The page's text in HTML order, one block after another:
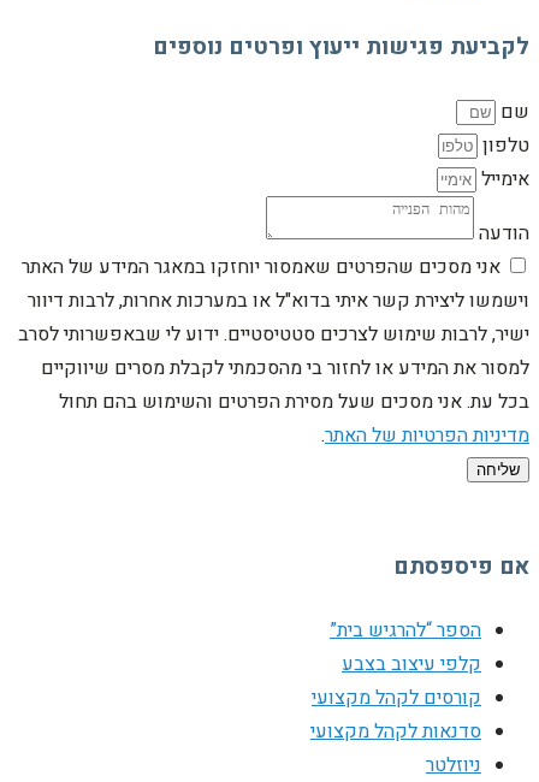
לקביעת פגישות ייעוץ ופרטים נוספים
שם
טלפון
אימייל
הודעה
אני מסכים שהפרטים שאמסור יוחזקו במאגר המידע של האתר
וישמשו ליצירת קשר איתי בדוא"ל או במערכות אחרות, לרבות דיוור
ישיר, לרבות שימוש לצרכים סטטיסטיים. ידוע לי שבאפשרותי לסרב
למסור את המידע או לחזור בי מהסכמתי לקבלת מסרים שיווקיים
בכל עת. אני מסכים שעל מסירת הפרטים והשימוש בהם תחול
מדיניות הפרטיות של האתר.
שליחה
אם פיספסתם
הספר “להרגיש בית”
קלפי עיצוב בצבע
קורסים לקהל מקצועי
סדנאות לקהל מקצועי
ניוזלטר